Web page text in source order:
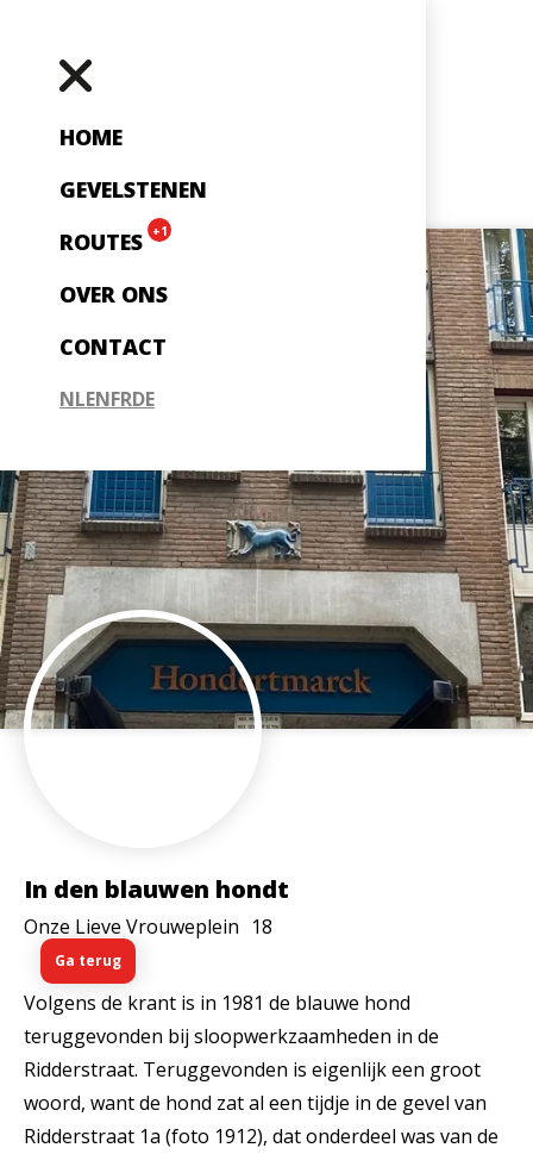
HOME
GEVELSTENEN
ROUTES
+1
OVER ONS
CONTACT
NLENFRDE
In den blauwen hondt
Onze Lieve Vrouweplein 18
Ga terug
Volgens de krant is in 1981 de blauwe hond
teruggevonden bij sloopwerkzaamheden in de
Ridderstraat. Teruggevonden is eigenlijk een groot
woord, want de hond zat al een tijdje in de gevel van
Ridderstraat 1a (foto 1912), dat onderdeel was van de